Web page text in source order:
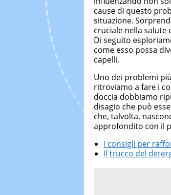
cause di questo
situazione.
cruciale nella salute
Di seguito
come esso possa
capelli.
Uno dei problemi
ritroviamo a fare i
doccia dobbiamo
disagio che può
che, talvolta,
approfondito con il
I consigli per
Il trucco del